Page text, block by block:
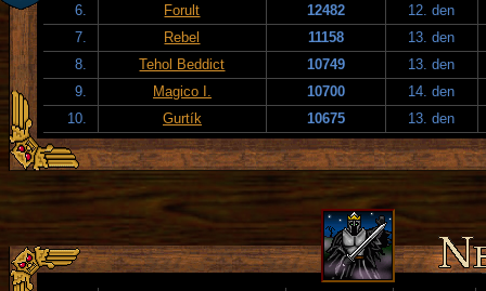
6.
Forult 12482
12. den
7.
Rebel 11158
13. den
8.
Tehol Beddict 10749
13. den
9.
Magico I. 10700
14. den
10.
Gurtík 10675 13. den